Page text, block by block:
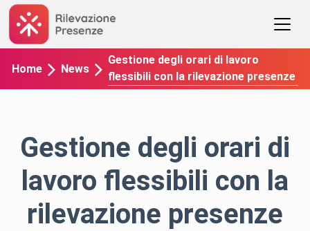
Home News
Gestione degli orari di lavoro
flessibili con la rilevazione presenze
Gestione degli orari di
lavoro flessibili con la
rilevazione presenze